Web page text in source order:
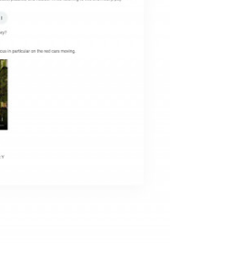
Teste de habilidade cognitiva
online